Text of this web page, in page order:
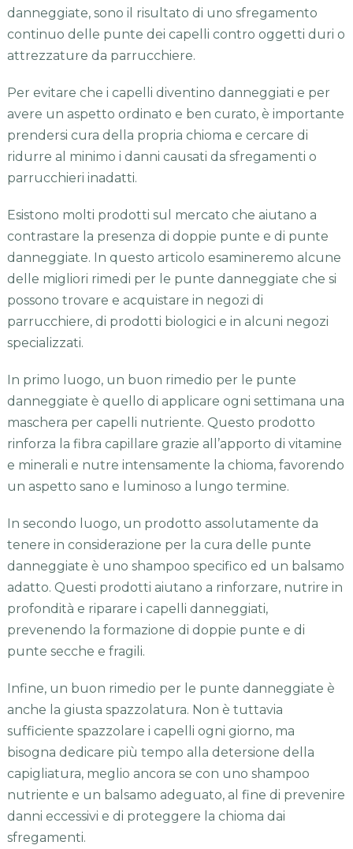
danneggiate, sono il risultato di uno sfregamento
continuo delle punte dei capelli contro oggetti duri o
attrezzature da parrucchiere.
Per evitare che i capelli diventino danneggiati e per
avere un aspetto ordinato e ben curato, è importante
prendersi cura della propria chioma e cercare di
ridurre al minimo i danni causati da sfregamenti o
parrucchieri inadatti.
Esistono molti prodotti sul mercato che aiutano a
contrastare la presenza di doppie punte e di punte
danneggiate. In questo articolo esamineremo alcune
delle migliori rimedi per le punte danneggiate che si
possono trovare e acquistare in negozi di
parrucchiere, di prodotti biologici e in alcuni negozi
specializzati.
In primo luogo, un buon rimedio per le punte
danneggiate è quello di applicare ogni settimana una
maschera per capelli nutriente. Questo prodotto
rinforza la fibra capillare grazie all’apporto di vitamine
e minerali e nutre intensamente la chioma, favorendo
un aspetto sano e luminoso a lungo termine.
In secondo luogo, un prodotto assolutamente da
tenere in considerazione per la cura delle punte
danneggiate è uno shampoo specifico ed un balsamo
adatto. Questi prodotti aiutano a rinforzare, nutrire in
profondità e riparare i capelli danneggiati,
prevenendo la formazione di doppie punte e di
punte secche e fragili.
Infine, un buon rimedio per le punte danneggiate è
anche la giusta spazzolatura. Non è tuttavia
sufficiente spazzolare i capelli ogni giorno, ma
bisogna dedicare più tempo alla detersione della
capigliatura, meglio ancora se con uno shampoo
nutriente e un balsamo adeguato, al fine di prevenire
danni eccessivi e di proteggere la chioma dai
sfregamenti.